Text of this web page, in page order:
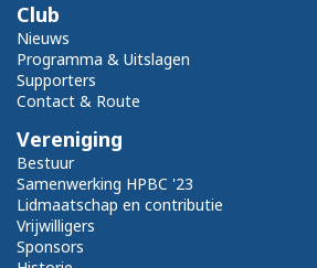
Club
Nieuws
Programma & Uitslagen
Supporters
Contact & Route
Vereniging
Bestuur
Samenwerking HPBC '23
Lidmaatschap en contributie
Vrijwilligers
Sponsors